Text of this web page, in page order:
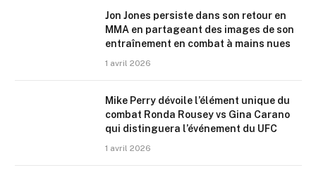
Jon Jones persiste dans son retour en
MMA en partageant des images de son
entraînement en combat à mains nues
1 avril 2026
Mike Perry dévoile l’élément unique du
combat Ronda Rousey vs Gina Carano
qui distinguera l’événement du UFC
1 avril 2026